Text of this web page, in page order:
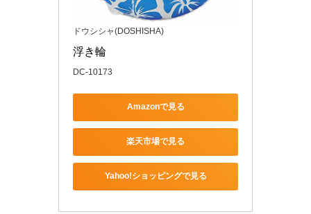
ドウシシャ(DOSHISHA)
浮き輪
DC-10173
Amazonで見る
楽天市場で見る
Yahoo!ショッピングで見る